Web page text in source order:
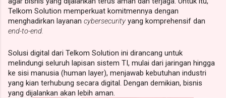
Telkom Solution memperkuat komitmennya dengan
menghadirkan layanan cybersecurity yang komprehensif dan
end-to-end.
Solusi digital dari Telkom Solution ini dirancang untuk
melindungi seluruh lapisan sistem TI, mulai dari jaringan hingga
ke sisi manusia (human layer), menjawab kebutuhan industri
yang kian terhubung secara digital. Dengan demikian, bisnis
yang dijalankan akan lebih aman.